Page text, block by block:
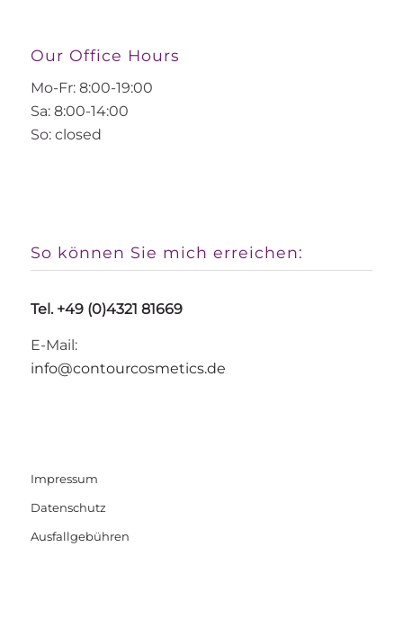
Our Office Hours
Mo-Fr: 8:00-19:00
Sa: 8:00-14:00
So: closed
So können Sie mich erreichen:
Tel. +49 (0)4321 81669
E-Mail:
info@contourcosmetics.de
Impressum
Datenschutz
Ausfallgebühren